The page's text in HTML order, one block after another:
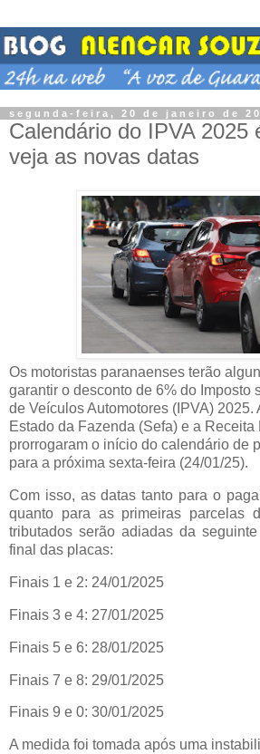
segunda-feira, 20 de janeiro de
Calendário do IPVA 2025
veja as novas datas
Os motoristas paranaenses terão
garantir o desconto de 6% do Imposto
de Veículos Automotores (IPVA) 2025.
Estado da Fazenda (Sefa) e a Receita
prorrogaram o início do calendário de
para a próxima sexta-feira (24/01/25).
Com isso, as datas tanto para o
quanto para as primeiras parcelas
tributados serão adiadas da
final das placas:
Finais 1 e 2: 24/01/2025
Finais 3 e 4: 27/01/2025
Finais 5 e 6: 28/01/2025
Finais 7 e 8: 29/01/2025
Finais 9 e 0: 30/01/2025
A medida foi tomada após uma